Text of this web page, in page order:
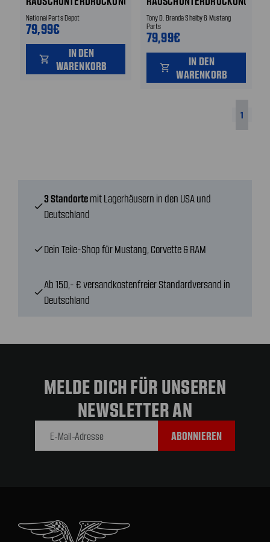
National Parts Depot
79,99€
shopping_cart
IN DEN
WARENKORB
Tony D. Branda Shelby & Mustang
Parts
79,99€
shopping_cart
IN DEN
WARENKORB
1
check
3 Standorte mit Lagerhäusern in den USA und
Deutschland
checkDein Teile-Shop für Mustang, Corvette & RAM
check
Ab 150,- € versandkostenfreier Standardversand in
Deutschland
MELDE DICH FÜR UNSEREN
NEWSLETTER AN